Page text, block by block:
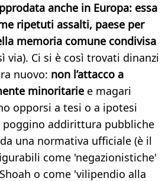
anche in Europa: essa
ripetuti assalti, paese per
memoria comune condivisa
via). Ci si è così trovati dinanzi
nuovo: non l’attacco a
minoritarie e magari
opporsi a tesi o a ipotesi
addirittura pubbliche
una normativa ufficiale (è il
come 'negazionistiche'
o come 'vilipendio alla